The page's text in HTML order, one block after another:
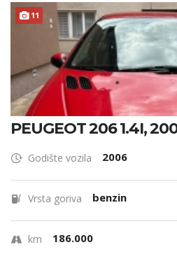
11
PEUGEOT 206 1.4I,
Godište vozila 2006
Vrsta goriva benzin
km 186.000